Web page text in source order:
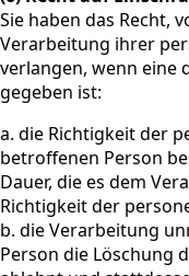
Sie haben das Recht,
Verarbeitung ihrer
verlangen, wenn eine
gegeben ist:
a. die Richtigkeit der
betroffenen Person
Dauer, die es dem
Richtigkeit der
b. die Verarbeitung
Person die Löschung